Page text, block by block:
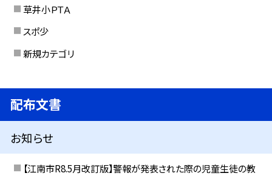
草井小ＰＴＡ
スポ少
新規カテゴリ
配布文書
お知らせ
【江南市R8.5月改訂版】警報が発表された際の児童生徒の教